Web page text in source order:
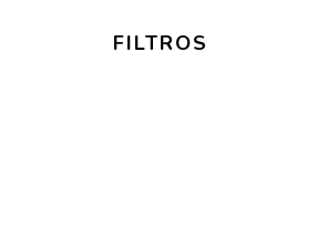
FILTROS